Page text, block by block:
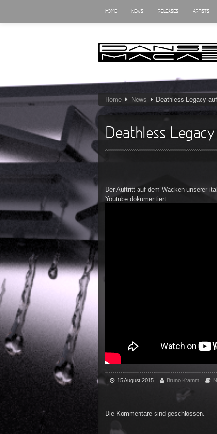
HOME NEWS RELEASES ARTISTS
Home News Deathless Legacy
Deathless
Der Auftritt auf dem Wacken unserer
Youtube dokumentiert
15 August 2015 Bruno Kramm
Die Kommentare sind geschlossen.